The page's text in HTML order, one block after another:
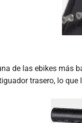
de las ebikes más
trasero, lo